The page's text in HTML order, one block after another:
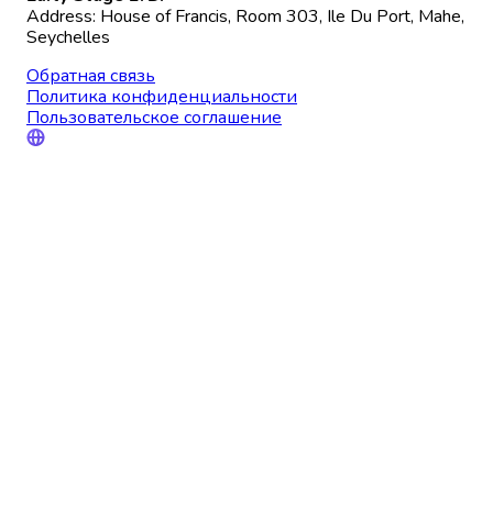
Address: House of Francis, Room 303, Ile Du Port, Mahe,
Seychelles
Обратная связь
Политика конфиденциальности
Пользовательское соглашение